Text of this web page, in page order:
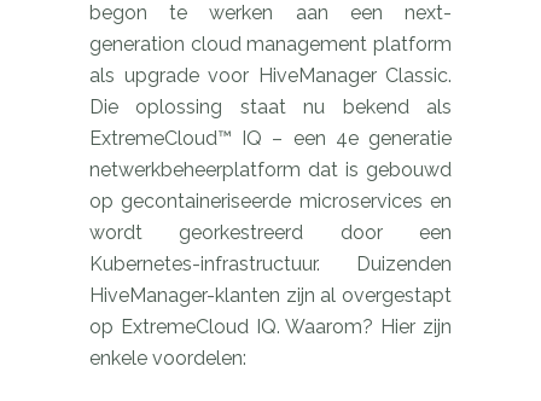
begon te werken aan een next-
generation cloud management platform
als upgrade voor HiveManager Classic.
Die oplossing staat nu bekend als
ExtremeCloud™ IQ – een 4e generatie
netwerkbeheerplatform dat is gebouwd
op gecontaineriseerde microservices en
wordt georkestreerd door een
Kubernetes-infrastructuur. Duizenden
HiveManager-klanten zijn al overgestapt
op ExtremeCloud IQ. Waarom? Hier zijn
enkele voordelen: